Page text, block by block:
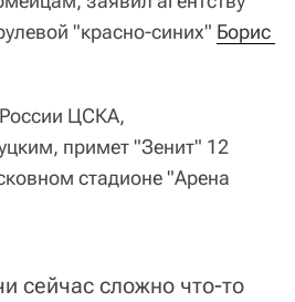
"красно-синих" Борис
ЦСКА,
примет "Зенит" 12
стадионе "Арена
сейчас сложно что-то